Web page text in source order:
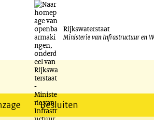
Ga
naar
inhoud
Rijkswaterstaat
Ministerie van Infrastructuur en
Besluiten